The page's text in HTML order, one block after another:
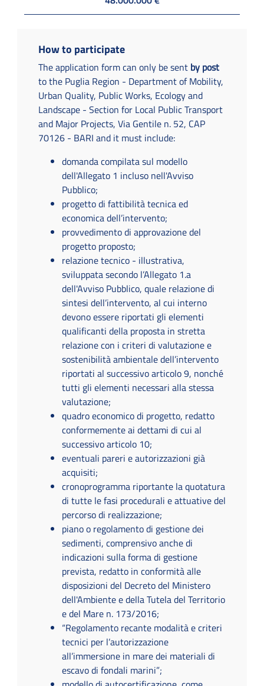
How to participate
The application form can only be sent by post
to the Puglia Region - Department of Mobility,
Urban Quality, Public Works, Ecology and
Landscape - Section for Local Public Transport
and Major Projects, Via Gentile n. 52, CAP
70126 - BARI and it must include:
domanda compilata sul modello
dell'Allegato 1 incluso nell'Avviso
Pubblico;
progetto di fattibilità tecnica ed
economica dell’intervento;
provvedimento di approvazione del
progetto proposto;
relazione tecnico - illustrativa,
sviluppata secondo l’Allegato 1.a
dell'Avviso Pubblico, quale relazione di
sintesi dell’intervento, al cui interno
devono essere riportati gli elementi
qualificanti della proposta in stretta
relazione con i criteri di valutazione e
sostenibilità ambientale dell’intervento
riportati al successivo articolo 9, nonché
tutti gli elementi necessari alla stessa
valutazione;
quadro economico di progetto, redatto
conformemente ai dettami di cui al
successivo articolo 10;
eventuali pareri e autorizzazioni già
acquisiti;
cronoprogramma riportante la quotatura
di tutte le fasi procedurali e attuative del
percorso di realizzazione;
piano o regolamento di gestione dei
sedimenti, comprensivo anche di
indicazioni sulla forma di gestione
prevista, redatto in conformità alle
disposizioni del Decreto del Ministero
dell'Ambiente e della Tutela del Territorio
e del Mare n. 173/2016;
“Regolamento recante modalità e criteri
tecnici per l’autorizzazione
all’immersione in mare dei materiali di
escavo di fondali marini”;